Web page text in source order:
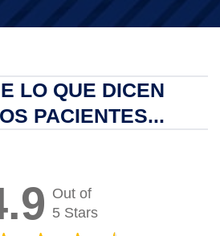
LO QUE DICEN
PACIENTES...
Out of
5 Stars